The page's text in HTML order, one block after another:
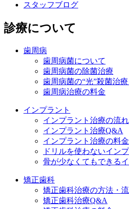
スタッフブログ
診療について
歯周病
歯周病菌について
歯周病菌の除菌治療
歯周病菌の“光”殺菌治療
歯周病治療の料金
インプラント
インプラント治療の流れ
インプラント治療Q&A
インプラント治療の料金
ドリルを使わないイン
骨が少なくてもできる
矯正歯科
矯正歯科治療の方法・
矯正歯科治療Q&A